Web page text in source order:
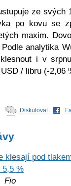
ze
po kovu se
maxim.
analytika
i v
/ libru (-2,06
Diskutovat
klesají pod
5,5 %
Fio